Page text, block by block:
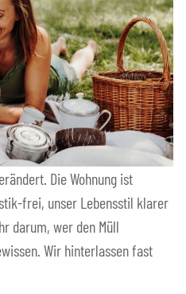
Die Wohnung ist
frei, unser Lebensstil klarer
darum, wer den Müll
Wir hinterlassen fast